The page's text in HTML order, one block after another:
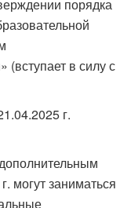
порядка
в силу с
г.
могут заниматься